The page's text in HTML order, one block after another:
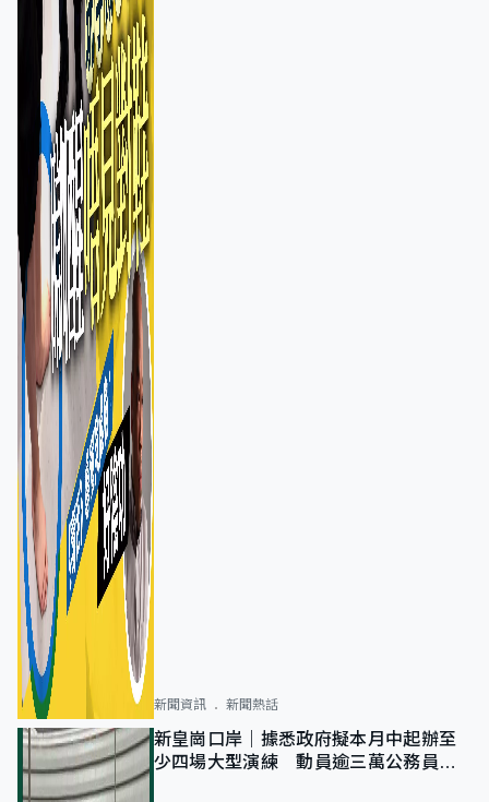
新聞資訊 新聞熱話
新皇崗口岸｜據悉政府擬本月中起辦至
少四場大型演練 動員逾三萬公務員人